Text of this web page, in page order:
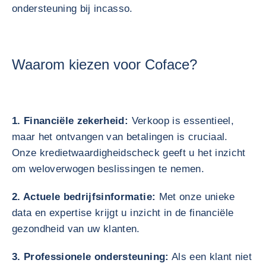
ondersteuning bij incasso.
Waarom kiezen voor Coface?
1. Financiële zekerheid: Verkoop is essentieel,
maar het ontvangen van betalingen is cruciaal.
Onze kredietwaardigheidscheck geeft u het inzicht
om weloverwogen beslissingen te nemen.
2. Actuele bedrijfsinformatie: Met onze unieke
data en expertise krijgt u inzicht in de financiële
gezondheid van uw klanten.
3. Professionele ondersteuning: Als een klant niet